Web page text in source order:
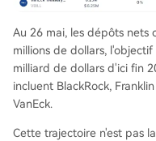
Au 26 mai, les dépôts nets
millions de dollars,
milliard de dollars d'ici fin
incluent BlackRock,
VanEck.
Cette trajectoire n'est pas